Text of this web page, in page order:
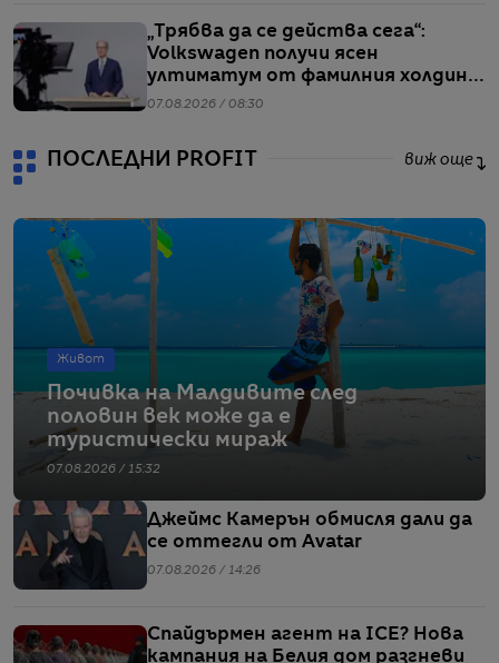
„Трябва да се действа сега“:
Volkswagen получи ясен
ултиматум от фамилния холдинг
начело на групата
07.08.2026 / 08:30
ПОСЛЕДНИ PROFIT виж още
Живот
Почивка на Малдивите след
половин век може да е
туристически мираж
07.08.2026 / 15:32
Джеймс Камерън обмисля дали да
се оттегли от Avatar
07.08.2026 / 14:26
Спайдърмен агент на ICE? Нова
кампания на Белия дом разгневи